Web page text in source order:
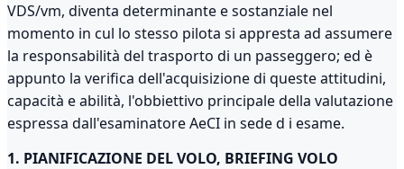
VDS/vm, diventa determinante e sostanziale nel
momento in cul lo stesso pilota si appresta ad assumere
la responsabilità del trasporto di un passeggero; ed è
appunto la verifica dell'acquisizione di queste attitudini,
capacità e abilità, l'obbiettivo principale della valutazione
espressa dall'esaminatore AeCI in sede d i esame.
1. PIANIFICAZIONE DEL VOLO, BRIEFING VOLO